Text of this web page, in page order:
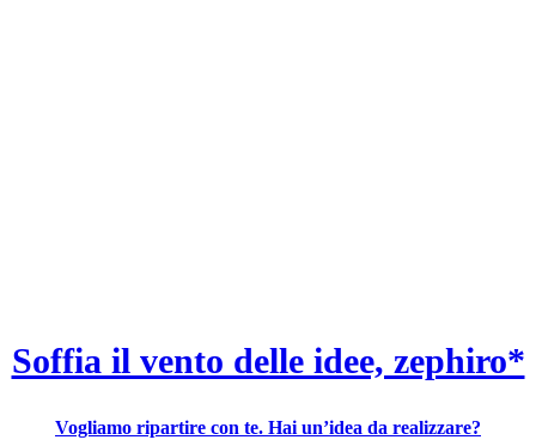
Soffia il vento delle idee, zephiro*
Vogliamo ripartire con te. Hai un’idea da realizzare?